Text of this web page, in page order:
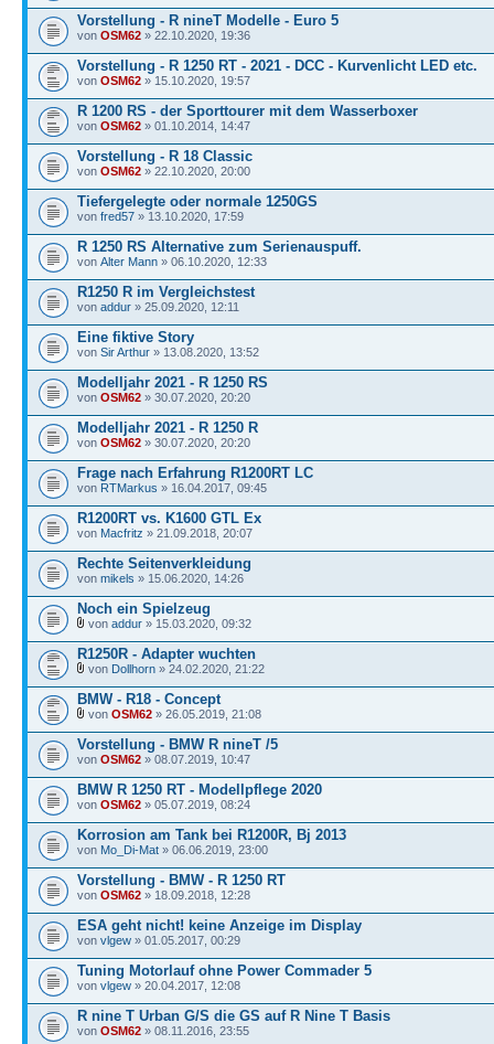
Vorstellung - R nineT Modelle - Euro 5
von OSM62 » 22.10.2020, 19:36
Vorstellung - R 1250 RT - 2021 - DCC - Kurvenlicht LED etc.
von OSM62 » 15.10.2020, 19:57
R 1200 RS - der Sporttourer mit dem Wasserboxer
von OSM62 » 01.10.2014, 14:47
Vorstellung - R 18 Classic
von OSM62 » 22.10.2020, 20:00
Tiefergelegte oder normale 1250GS
von fred57 » 13.10.2020, 17:59
R 1250 RS Alternative zum Serienauspuff.
von Alter Mann » 06.10.2020, 12:33
R1250 R im Vergleichstest
von addur » 25.09.2020, 12:11
Eine fiktive Story
von Sir Arthur » 13.08.2020, 13:52
Modelljahr 2021 - R 1250 RS
von OSM62 » 30.07.2020, 20:20
Modelljahr 2021 - R 1250 R
von OSM62 » 30.07.2020, 20:20
Frage nach Erfahrung R1200RT LC
von RTMarkus » 16.04.2017, 09:45
R1200RT vs. K1600 GTL Ex
von Macfritz » 21.09.2018, 20:07
Rechte Seitenverkleidung
von mikels » 15.06.2020, 14:26
Noch ein Spielzeug
von addur » 15.03.2020, 09:32
R1250R - Adapter wuchten
von Dollhorn » 24.02.2020, 21:22
BMW - R18 - Concept
von OSM62 » 26.05.2019, 21:08
Vorstellung - BMW R nineT /5
von OSM62 » 08.07.2019, 10:47
BMW R 1250 RT - Modellpflege 2020
von OSM62 » 05.07.2019, 08:24
Korrosion am Tank bei R1200R, Bj 2013
von Mo_Di-Mat » 06.06.2019, 23:00
Vorstellung - BMW - R 1250 RT
von OSM62 » 18.09.2018, 12:28
ESA geht nicht! keine Anzeige im Display
von vlgew » 01.05.2017, 00:29
Tuning Motorlauf ohne Power Commader 5
von vlgew » 20.04.2017, 12:08
R nine T Urban G/S die GS auf R Nine T Basis
von OSM62 » 08.11.2016, 23:55